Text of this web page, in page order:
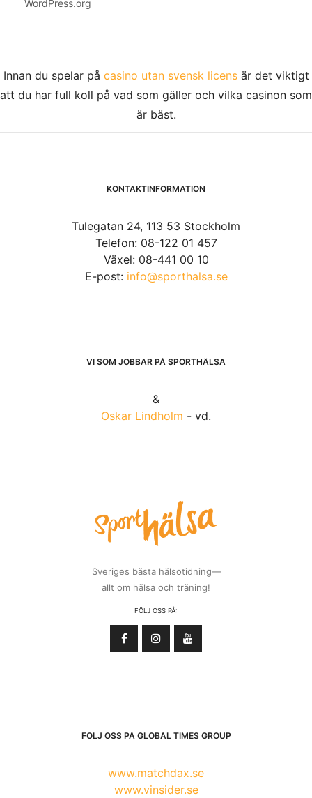
WordPress.org
Innan du spelar på casino utan svensk licensär det viktigt
att du har full koll på vad som gäller och vilka casinon som
är bäst.
KONTAKTINFORMATION
Tulegatan 24, 113 53 Stockholm
Telefon: 08-122 01 457
Växel: 08-441 00 10
E-post: info@sporthalsa.se
VI SOM JOBBAR PÅ SPORTHÄLSA
&
Oskar Lindholm - vd.
Sveriges bästa hälsotidning—
allt om hälsa och träning!
FÖLJ OSS PÅ:
FÖLJ OSS PÅ GLOBAL TIMES GROUP
www.matchdax.se
www.vinsider.se